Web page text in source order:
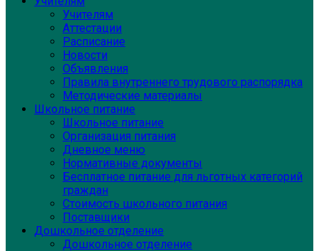
Учителям
Аттестации
Расписание
Новости
Объявления
Правила внутреннего трудового распорядка
Методические материалы
Школьное питание
Школьное питание
Организация питания
Дневное меню
Нормативные документы
Бесплатное питание для льготных категорий
граждан
Стоимость школьного питания
Поставщики
Дошкольное отделение
Дошкольное отделение